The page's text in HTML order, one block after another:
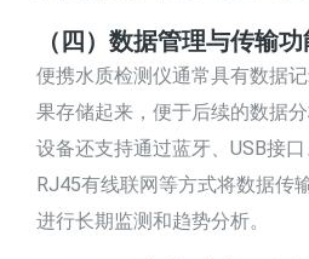
（四）数据管理与传输
便携水质检测仪通常具有数据
果存储起来，便于后续的数据
设备还支持通过蓝牙、USB接
RJ45有线联网等方式将数据传
进行长期监测和趋势分析。